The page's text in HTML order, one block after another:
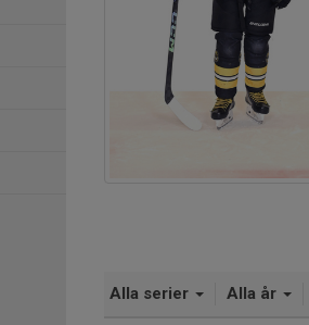
Alla serier Alla år